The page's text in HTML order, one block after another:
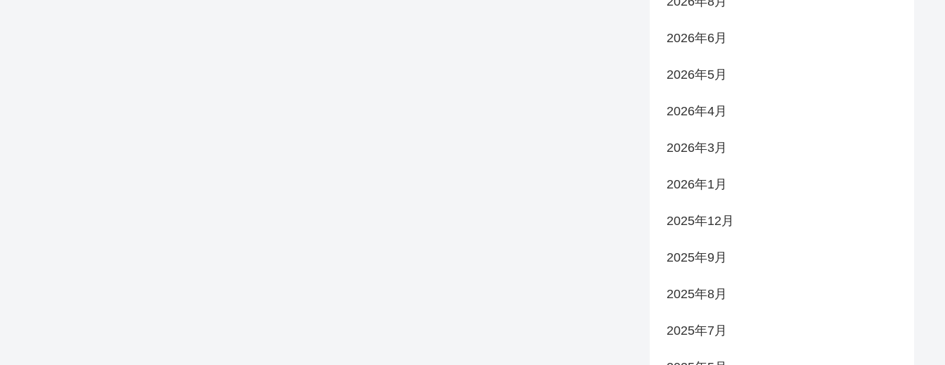
2026年6月
2026年5月
2026年4月
2026年3月
2026年1月
2025年12月
2025年9月
2025年8月
2025年7月